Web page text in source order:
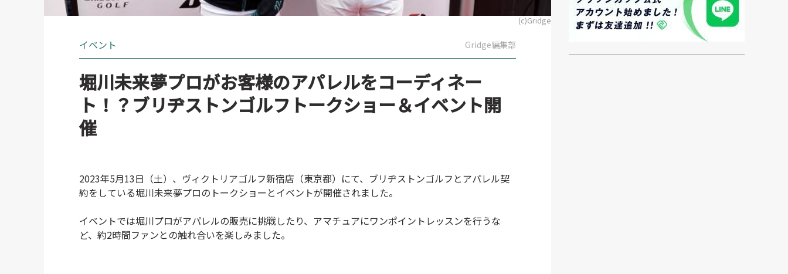
(c)Gridge
イベント Gridge編集部
堀川未来夢プロがお客様のアパレルをコーディネー
ト！？ブリヂストンゴルフトークショー＆イベント開
催
2023年5月13日（土）、ヴィクトリアゴルフ新宿店（東京都）にて、ブリヂストンゴルフとアパレル契
約をしている堀川未来夢プロのトークショーとイベントが開催されました。
イベントでは堀川プロがアパレルの販売に挑戦したり、アマチュアにワンポイントレッスンを行うな
ど、約2時間ファンとの触れ合いを楽しみました。